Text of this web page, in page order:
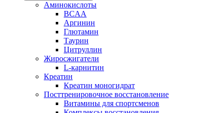
Аминокислоты
BCAA
Аргинин
Глютамин
Таурин
Цитруллин
Жиросжигатели
L-карнитин
Креатин
Креатин моногидрат
Посттренировочное восстановление
Витамины для спортсменов